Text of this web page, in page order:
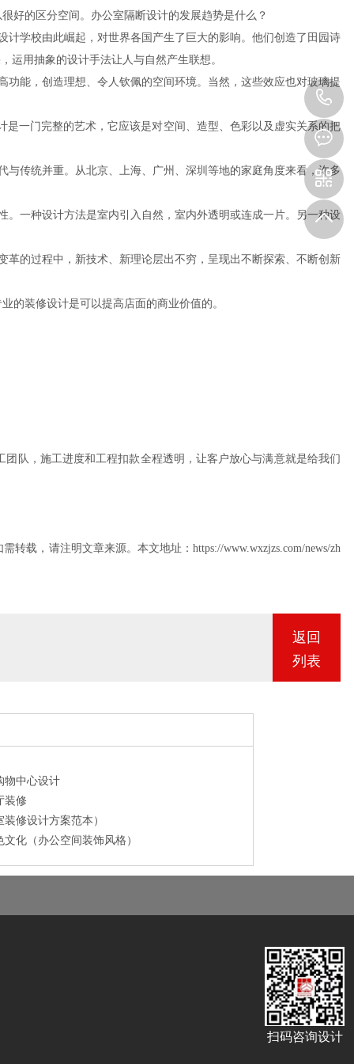
好的区分空间。办公室隔断设计的发展趋势是什么？
学校由此崛起，对世界各国产生了巨大的影响。他们创造了田园诗
运用抽象的设计手法让人与自然产生联想。
能，创造理想、令人钦佩的空间环境。当然，这些效应也对玻璃提
一门完整的艺术，它应该是对空间、造型、色彩以及虚实关系的把
传统并重。从北京、上海、广州、深圳等地的家庭角度来看，许多
一种设计方法是室内引入自然，室内外透明或连成一片。另一种设
的过程中，新技术、新理论层出不穷，呈现出不断探索、不断创新
的装修设计是可以提高店面的商业价值的。
团队，施工进度和工程扣款全程透明，让客户放心与满意就是给我们
载，请注明文章来源。本文地址：https://www.wxzjzs.com/news/zh
返回
列表
中心设计
装修
修设计方案范本）
化（办公空间装饰风格）
扫码咨询设计
0
5
1
0